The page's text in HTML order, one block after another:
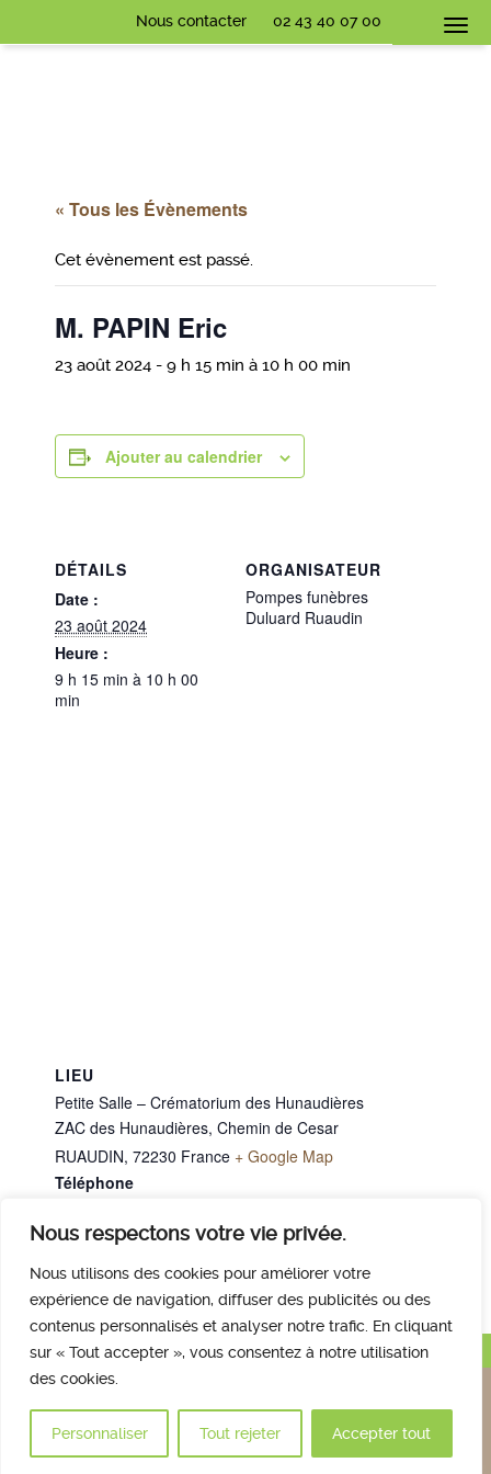
Nous respectons votre vie privée.
Nous utilisons des cookies pour améliorer votre
expérience de navigation, diffuser des publicités ou des
contenus personnalisés et analyser notre trafic. En cliquant
sur « Tout accepter », vous consentez à notre utilisation
des cookies.
Personnaliser Tout rejeter Accepter tout
Nous contacter 02 43 40 07 00
« Tous les Évènements
Cet évènement est passé.
M. PAPIN Eric
23 août 2024 - 9 h 15 min à 10 h 00 min
Ajouter au calendrier
DÉTAILS
Date :
23 août 2024
Heure :
9 h 15 min à 10 h 00
min
ORGANISATEUR
Pompes funèbres
Duluard Ruaudin
LIEU
Petite Salle – Crématorium des Hunaudières
ZAC des Hunaudières, Chemin de Cesar
RUAUDIN, 72230 France + Google Map
Téléphone
Mme CHALIGNE Pierrette M. DURAND Bernard
Haut de page
Nous contacter
Plan et accès
Mentions légales
© 2017 Crématorium des Hunaudières